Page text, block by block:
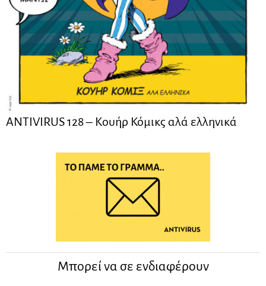
ANTIVIRUS 128 – Kουήρ Κόμικς αλά ελληνικά
Μπορεί να σε ενδιαφέρουν